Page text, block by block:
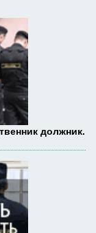
должник.